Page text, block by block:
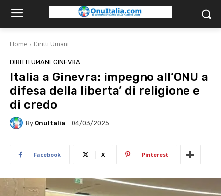
Home Diritti Umani
DIRITTI UMANI GINEVRA
Italia a Ginevra: impegno all’ONU a
difesa della liberta’ di religione e
di credo
By OnuItalia 04/03/2025
Facebook X Pinterest